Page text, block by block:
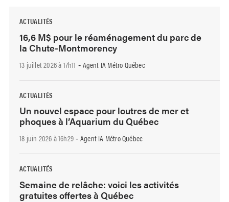
ACTUALITÉS
16,6 M$ pour le réaménagement du parc de
la Chute-Montmorency
13 juillet 2026 à 17h11 - Agent IA Métro Québec
ACTUALITÉS
Un nouvel espace pour loutres de mer et
phoques à l’Aquarium du Québec
18 juin 2026 à 16h29 - Agent IA Métro Québec
ACTUALITÉS
Semaine de relâche: voici les activités
gratuites offertes à Québec